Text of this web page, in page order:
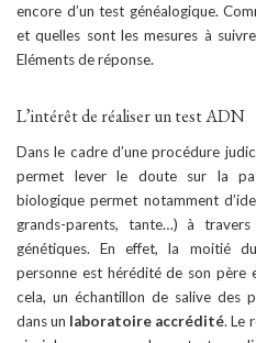
encore d’un test généalogique.
et quelles sont les mesures à
Eléments de réponse.
L’intérêt de réaliser un test ADN
Dans le cadre d’une procédure
permet lever le doute sur la
biologique permet notamment
grands-parents, tante…) à
génétiques. En effet, la moitié
personne est hérédité de son père
cela, un échantillon de salive des
dans un laboratoire accrédité. Le